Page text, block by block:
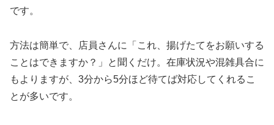
です。
方法は簡単で、店員さんに「これ、揚げたてをお願いする
ことはできますか？」と聞くだけ。在庫状況や混雑具合に
もよりますが、3分から5分ほど待てば対応してくれるこ
とが多いです。